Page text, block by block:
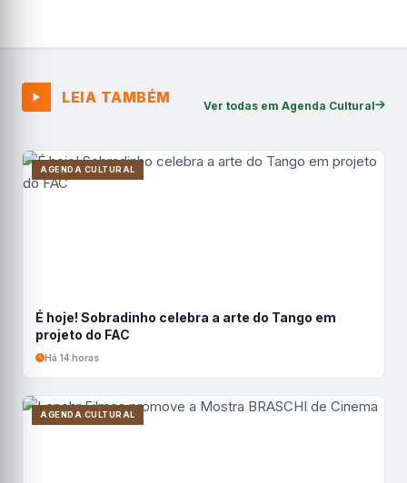
LEIA TAMBÉM Ver todas em Agenda Cultural
AGENDA CULTURAL
É hoje! Sobradinho celebra a arte do Tango em
projeto do FAC
Há 14 horas
AGENDA CULTURAL